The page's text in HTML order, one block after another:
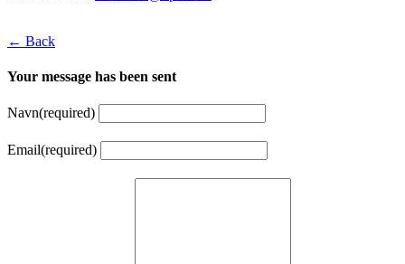
← Back
Your message has been sent
Navn(required)
Email(required)